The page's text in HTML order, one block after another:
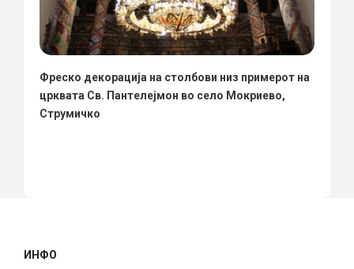
Фреско декорација на столбови низ примерот на
црквата Св. Пантелејмон во село Мокриево,
Струмичко
ИНФО